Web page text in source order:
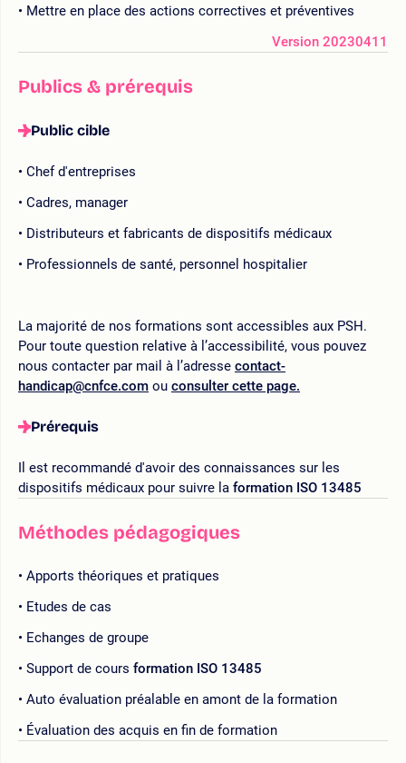
Mettre en place des actions correctives et préventives
Version 20230411
Publics & prérequis
Public cible
Chef d'entreprises
Cadres, manager
Distributeurs et fabricants de dispositifs médicaux
Professionnels de santé, personnel hospitalier
La majorité de nos formations sont accessibles aux PSH.
Pour toute question relative à l’accessibilité, vous pouvez
nous contacter par mail à l’adresse contact-
handicap@cnfce.com ou consulter cette page.
Prérequis
Il est recommandé d'avoir des connaissances sur les
dispositifs médicaux pour suivre la formation ISO 13485
Méthodes pédagogiques
Apports théoriques et pratiques
Etudes de cas
Echanges de groupe
Support de cours formation ISO 13485
Auto évaluation préalable en amont de la formation
Évaluation des acquis en fin de formation